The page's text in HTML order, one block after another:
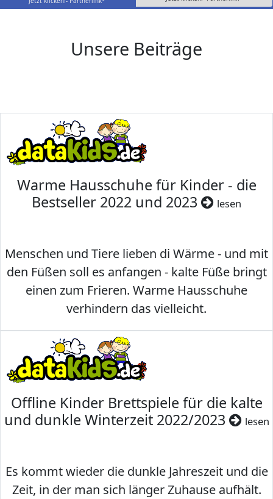
Unsere Beiträge
Warme Hausschuhe für Kinder - die
Bestseller 2022 und 2023
lesen
Menschen und Tiere lieben di Wärme - und mit
den Füßen soll es anfangen - kalte Füße bringt
einen zum Frieren. Warme Hausschuhe
verhindern das vielleicht.
Offline Kinder Brettspiele für die kalte
und dunkle Winterzeit 2022/2023
lesen
Es kommt wieder die dunkle Jahreszeit und die
Zeit, in der man sich länger Zuhause aufhält.